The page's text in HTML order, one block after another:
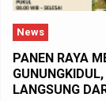
News
PANEN RAYA
LANGSUNG